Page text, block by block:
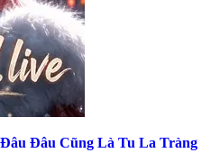
Đâu Cũng Là Tu La Tràng